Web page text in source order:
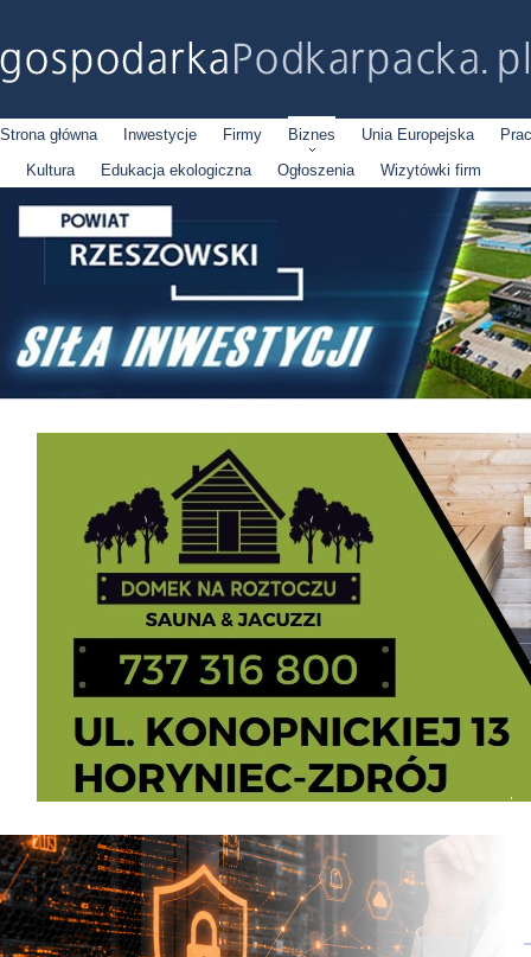
Strona główna Inwestycje Firmy Biznes Unia Europejska
Kultura
Edukacja ekologiczna Ogłoszenia Wizytówki firm